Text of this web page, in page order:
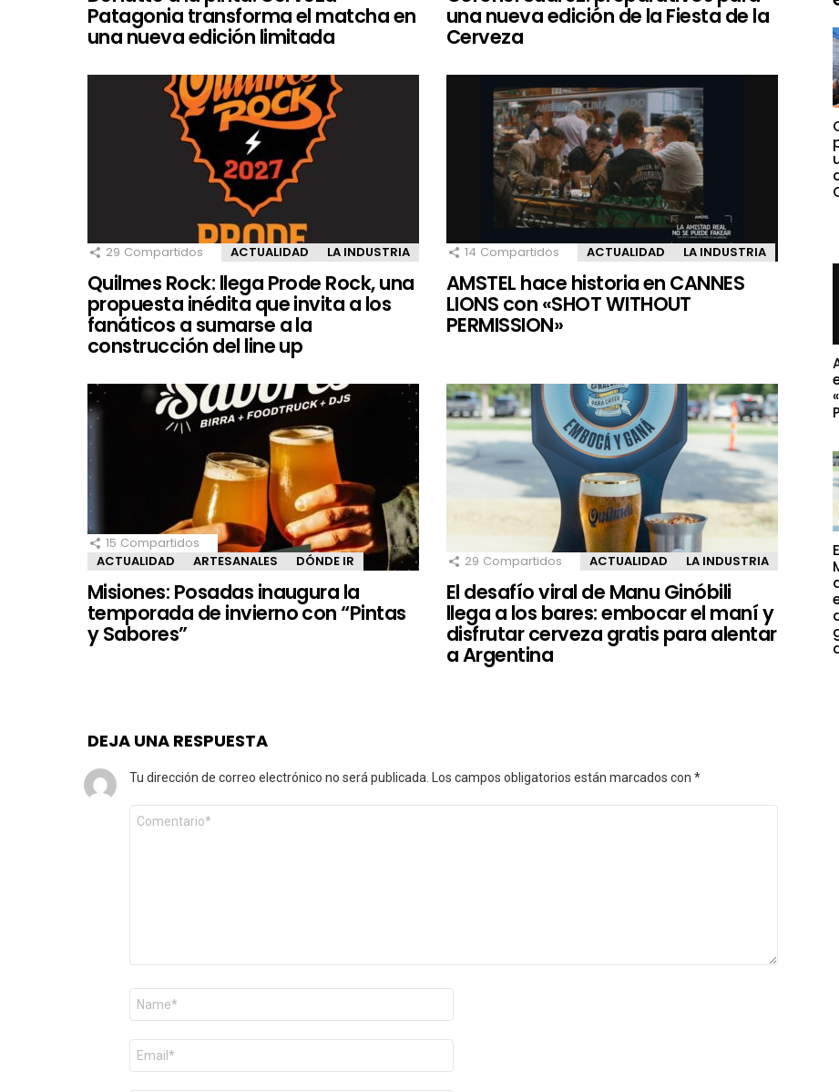
Patagonia transforma el matcha en
una nueva edición limitada
una nueva edición de la Fiesta de la
Cerveza
29 Compartidos ACTUALIDAD LA INDUSTRIA
Quilmes Rock: llega Prode Rock, una
propuesta inédita que invita a los
fanáticos a sumarse a la
construcción del line up
14 Compartidos ACTUALIDAD LA INDUSTRIA
AMSTEL hace historia en CANNES
LIONS con «SHOT WITHOUT
PERMISSION»
15 Compartidos
ACTUALIDAD
ARTESANALES DÓNDE IR
Misiones: Posadas inaugura la
temporada de invierno con “Pintas
y Sabores”
29 Compartidos ACTUALIDAD LA INDUSTRIA
El desafío viral de Manu Ginóbili
llega a los bares: embocar el maní y
disfrutar cerveza gratis para alentar
a Argentina
DEJA UNA RESPUESTA
Tu dirección de correo electrónico no será publicada. Los campos obligatorios están marcados con *
Comentario
Nombre
Correo
electrónico
*